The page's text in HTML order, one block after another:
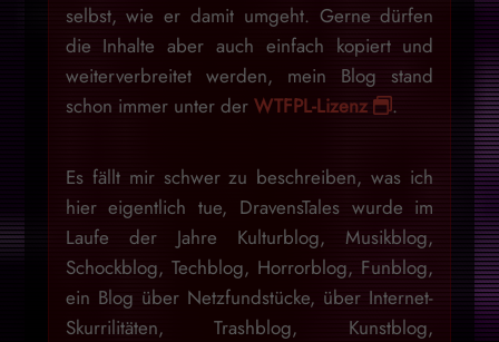
selbst, wie er damit umgeht. Gerne dürfen
die Inhalte aber auch einfach kopiert und
weiterverbreitet werden, mein Blog stand
schon immer unter der WTFPL-Lizenz .
Es fällt mir schwer zu beschreiben, was ich
hier eigentlich tue, DravensTales wurde im
Laufe der Jahre Kulturblog, Musikblog,
Schockblog, Techblog, Horrorblog, Funblog,
ein Blog über Netzfundstücke, über Internet-
Skurrilitäten, Trashblog, Kunstblog,